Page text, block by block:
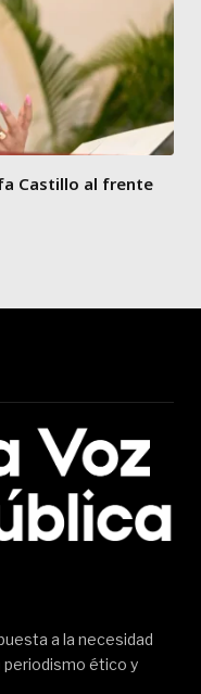
Castillo al frente
a la necesidad
periodismo ético y